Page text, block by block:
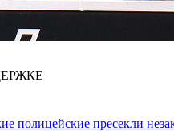
полицейские пресекли